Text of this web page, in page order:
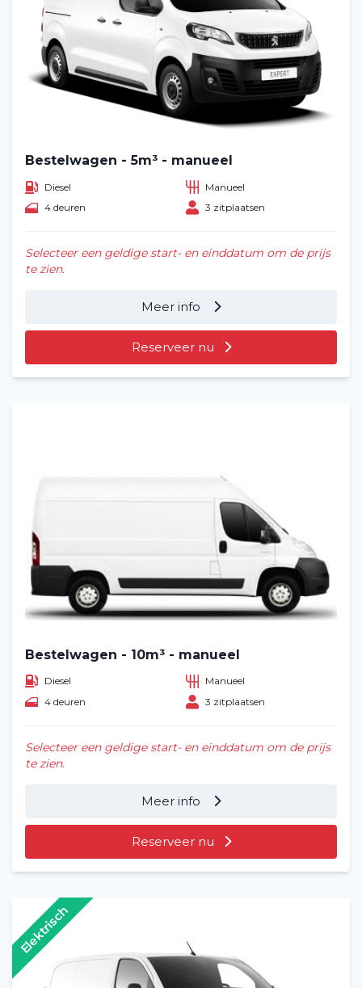
Bestelwagen - 5m³ - manueel
Diesel
Manueel
4 deuren
3 zitplaatsen
Selecteer een geldige start- en einddatum om de prijs
te zien.
Meer info
Reserveer nu
Bestelwagen - 10m³ - manueel
Diesel
Manueel
4 deuren
3 zitplaatsen
Selecteer een geldige start- en einddatum om de prijs
te zien.
Meer info
Reserveer nu
Elektrisch